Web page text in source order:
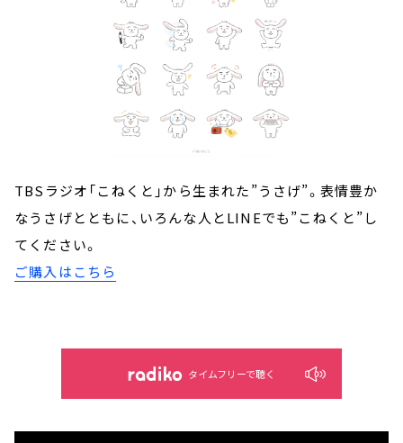
TBSラジオ「こねくと」から生まれた”うさげ”。表情豊か
なうさげとともに、いろんな人とLINEでも”こねくと”し
てください。
ご購入はこちら
タイムフリーで聴く